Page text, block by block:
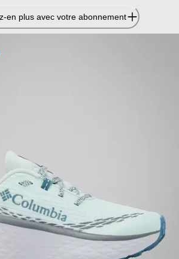
en plus avec votre abonnement